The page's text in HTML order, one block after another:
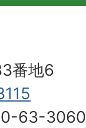
番地6
63-3060